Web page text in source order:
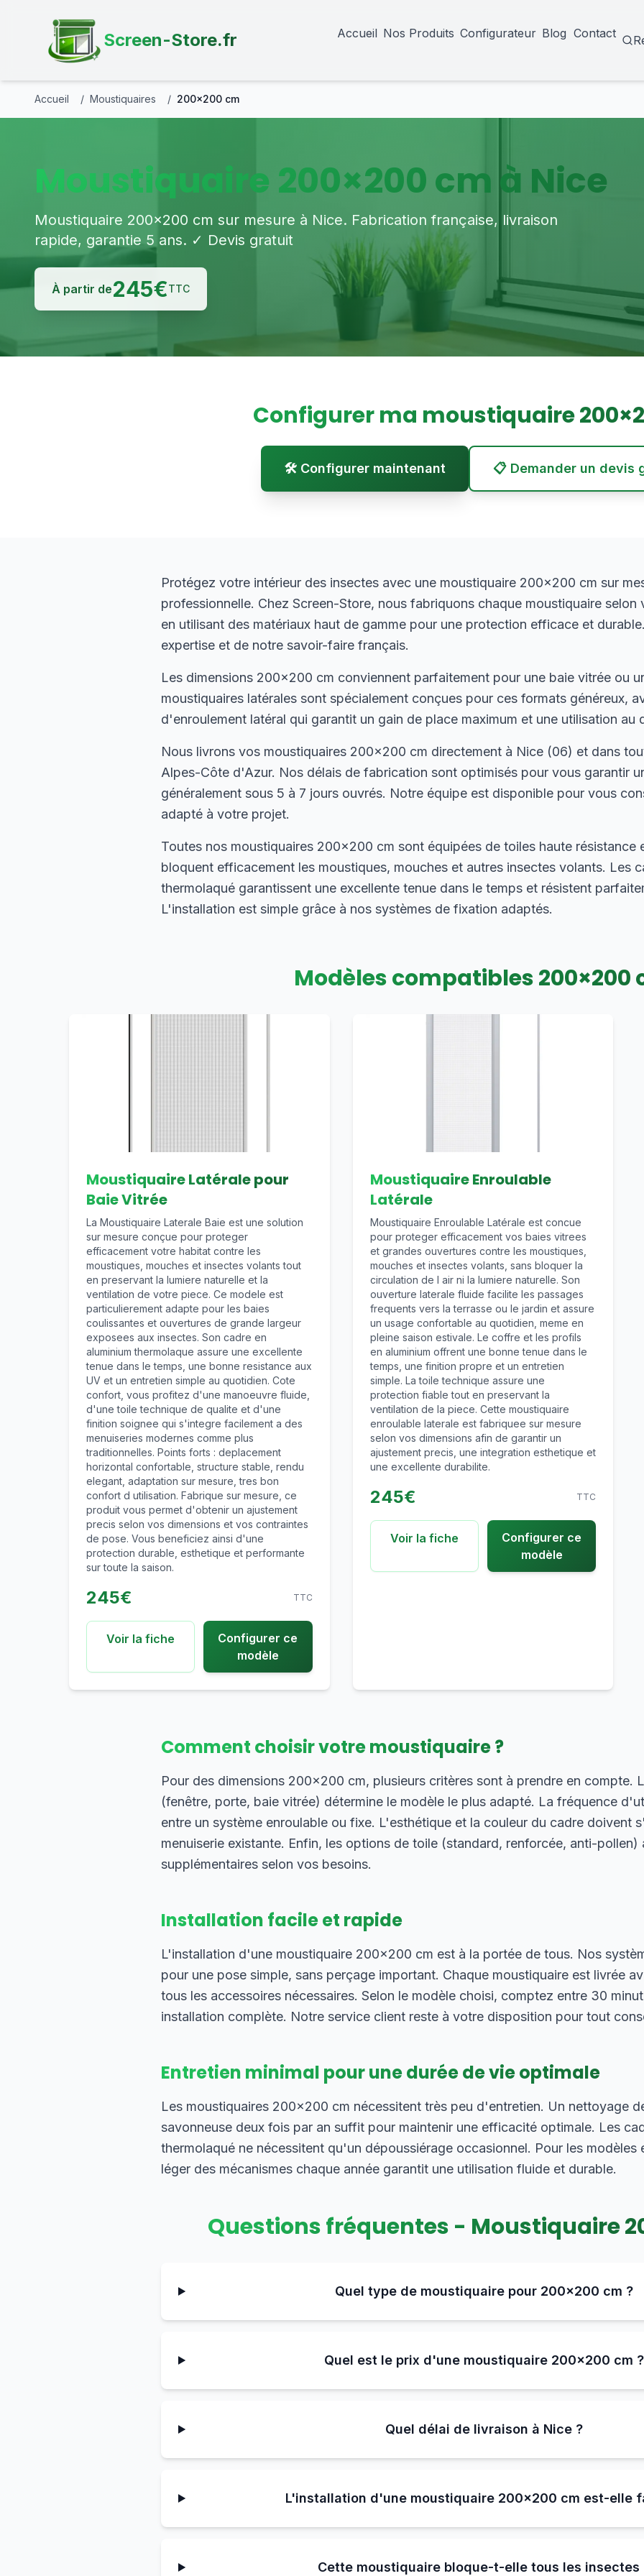
Screen-Store.fr Accueil Nos Produits Configurateur Blog Contact
Accueil / Moustiquaires / 200×200 cm
Moustiquaire 200×200 cm à Nice
Moustiquaire 200×200 cm sur mesure à Nice. Fabrication française, livraison
rapide, garantie 5 ans. ✓ Devis gratuit
À partir de245€TTC
Configurer ma moustiquaire200×
🛠️ Configurer maintenant 📋 Demander un devis
Protégez votre intérieur des insectes avec une moustiquaire 200×200 cm sur
professionnelle. Chez Screen-Store, nous fabriquons chaque moustiquaire selon
en utilisant des matériaux haut de gamme pour une protection efficace et
expertise et de notre savoir-faire français.
Les dimensions 200×200 cm conviennent parfaitement pour une baie vitrée ou
moustiquaires latérales sont spécialement conçues pour ces formats généreux,
d'enroulement latéral qui garantit un gain de place maximum et une utilisation au
Nous livrons vos moustiquaires 200×200 cm directement à Nice (06) et dans
Alpes-Côte d'Azur. Nos délais de fabrication sont optimisés pour vous garantir
généralement sous 5 à 7 jours ouvrés. Notre équipe est disponible pour vous
adapté à votre projet.
Toutes nos moustiquaires 200×200 cm sont équipées de toiles haute résistance
bloquent efficacement les moustiques, mouches et autres insectes volants. Les
thermolaqué garantissent une excellente tenue dans le temps et résistent
L'installation est simple grâce à nos systèmes de fixation adaptés.
Modèles compatibles200×200
Moustiquaire Latérale pour
Baie Vitrée
La Moustiquaire Laterale Baie est une solution
sur mesure conçue pour proteger
efficacement votre habitat contre les
moustiques, mouches et insectes volants tout
en preservant la lumiere naturelle et la
ventilation de votre piece. Ce modele est
particulierement adapte pour les baies
coulissantes et ouvertures de grande largeur
exposees aux insectes. Son cadre en
aluminium thermolaque assure une excellente
tenue dans le temps, une bonne resistance aux
UV et un entretien simple au quotidien. Cote
confort, vous profitez d'une manoeuvre fluide,
d'une toile technique de qualite et d'une
finition soignee qui s'integre facilement a des
menuiseries modernes comme plus
traditionnelles. Points forts : deplacement
horizontal confortable, structure stable, rendu
elegant, adaptation sur mesure, tres bon
confort d utilisation. Fabrique sur mesure, ce
produit vous permet d'obtenir un ajustement
precis selon vos dimensions et vos contraintes
de pose. Vous beneficiez ainsi d'une
protection durable, esthetique et performante
sur toute la saison.
245€ TTC
Voir la fiche
Configurer ce
modèle
Moustiquaire Enroulable
Latérale
Moustiquaire Enroulable Latérale est concue
pour proteger efficacement vos baies vitrees
et grandes ouvertures contre les moustiques,
mouches et insectes volants, sans bloquer la
circulation de l air ni la lumiere naturelle. Son
ouverture laterale fluide facilite les passages
frequents vers la terrasse ou le jardin et assure
un usage confortable au quotidien, meme en
pleine saison estivale. Le coffre et les profils
en aluminium offrent une bonne tenue dans le
temps, une finition propre et un entretien
simple. La toile technique assure une
protection fiable tout en preservant la
ventilation de la piece. Cette moustiquaire
enroulable laterale est fabriquee sur mesure
selon vos dimensions afin de garantir un
ajustement precis, une integration esthetique et
une excellente durabilite.
245€ TTC
Voir la fiche
Configurer ce
modèle
Comment choisir votre moustiquaire ?
Pour des dimensions 200×200 cm, plusieurs critères sont à prendre en compte.
(fenêtre, porte, baie vitrée) détermine le modèle le plus adapté. La fréquence
entre un système enroulable ou fixe. L'esthétique et la couleur du cadre doivent
menuiserie existante. Enfin, les options de toile (standard, renforcée, anti-
supplémentaires selon vos besoins.
Installation facile et rapide
L'installation d'une moustiquaire 200×200 cm est à la portée de tous. Nos
pour une pose simple, sans perçage important. Chaque moustiquaire est livrée
tous les accessoires nécessaires. Selon le modèle choisi, comptez entre 30
installation complète. Notre service client reste à votre disposition pour tout
Entretien minimal pour une durée de vie optimale
Les moustiquaires 200×200 cm nécessitent très peu d'entretien. Un nettoyage
savonneuse deux fois par an suffit pour maintenir une efficacité optimale. Les
thermolaqué ne nécessitent qu'un dépoussiérage occasionnel. Pour les modèles
léger des mécanismes chaque année garantit une utilisation fluide et durable.
Questions fréquentes - Moustiquaire
Quel type de moustiquaire pour 200×200 cm ?
Quel est le prix d'une moustiquaire 200×200 cm ?
Quel délai de livraison à Nice ?
L'installation d'une moustiquaire 200×200 cm est-elle
Cette moustiquaire bloque-t-elle tous les insectes